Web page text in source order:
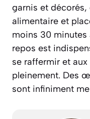
garnis et
alimentaire et
moins 30 minutes
repos est
se raffermir et
pleinement. Des
sont infiniment